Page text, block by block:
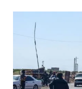
Theo dõi báo trên
Hotline
0906 645 777
Đặt báo Quảng